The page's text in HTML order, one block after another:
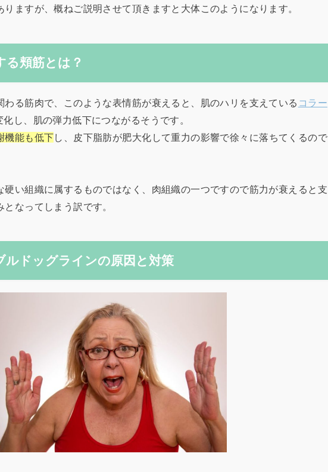
ますが、概ねご説明させて頂きますと大体このようになります。
る頬筋とは？
わる筋肉で、このような表情筋が衰えると、肌のハリを支えている コラー
し、肌の弾力低下につながるそうです。
機能も低下し、皮下脂肪が肥大化して重力の影響で徐々に落ちてくるので
硬い組織に属するものではなく、肉組織の一つですので筋力が衰えると支
なってしまう訳です。
ルドッグラインの原因と対策